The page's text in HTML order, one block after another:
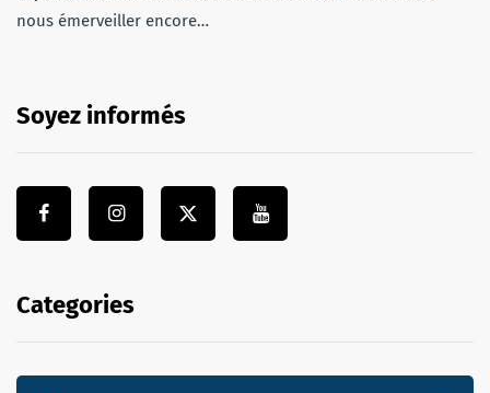
nous émerveiller encore…
Soyez informés
Categories